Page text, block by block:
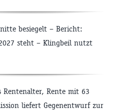
besiegelt – Bericht:
steht – Klingbeil nutzt
Rentenalter, Rente mit 63
liefert Gegenentwurf zur